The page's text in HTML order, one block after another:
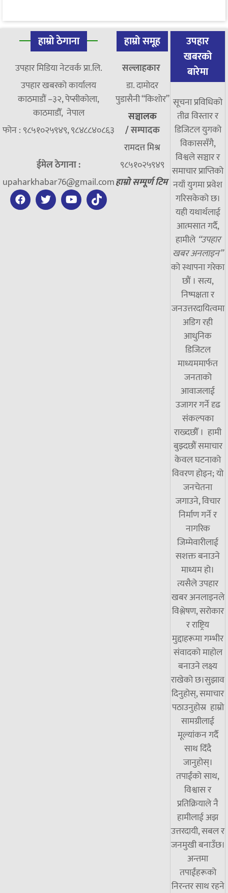
हाम्रो ठेगाना
उपहार मिडिया नेटवर्क प्रा.लि.
उपहार खबरको कार्यालय
काठमाडौं –३२, पेप्सीकोला,
काठमाडौँ, नेपाल
फोन : ९८५१०२५९४९, ९८४८८४०८६३
ईमेल ठेगाना :
upaharkhabar76@gmail.com
हाम्रो समूह
सल्लाहकार
डा. दामाेदर
पुडासैनी “किशाेर”
सञ्चालक
/सम्पादक
रामदत्त मिश्र
९८५१०२५९४९
हाम्रो सम्पूर्ण टिम
उपहार
खबरको
बारेमा
सूचना प्रविधिको
तीव्र विस्तार र
डिजिटल युगको
विकाससँगै,
विश्वले सञ्चार र
समाचार प्राप्तिको
नयाँ युगमा प्रवेश
गरिसकेको छ।
यही यथार्थलाई
आत्मसात गर्दै,
हामीले “उपहार
खबर अनलाइन”
को स्थापना गरेका
छौं । सत्य,
निष्पक्षता र
जनउत्तरदायित्वमा
अडिग रही
आधुनिक
डिजिटल
माध्यममार्फत
जनताको
आवाजलाई
उजागर गर्ने दृढ
संकल्पका
राख्दछौँ । हामी
बुझ्दछौं समाचार
केवल घटनाको
विवरण होइन; यो
जनचेतना
जगाउने, विचार
निर्माण गर्ने र
नागरिक
जिम्मेवारीलाई
सशक्त बनाउने
माध्यम हो।
त्यसैले उपहार
खबर अनलाइनले
विश्लेषण, सरोकार
र राष्ट्रिय
मुद्दाहरूमा गम्भीर
संवादको माहोल
बनाउने लक्ष्य
राखेको छ।सुझाव
दिनुहोस्, समाचार
पठाउनुहोस्र हाम्रो
सामग्रीलाई
मूल्यांकन गर्दै
साथ दिँदै
जानुहोस्।
तपाईंको साथ,
विश्वास र
प्रतिक्रियाले नै
हामीलाई अझ
उत्तरदायी, सबल र
जनमुखी बनाउँछ।
अन्तमा
तपाईंहरूको
निरन्तर साथ रहने